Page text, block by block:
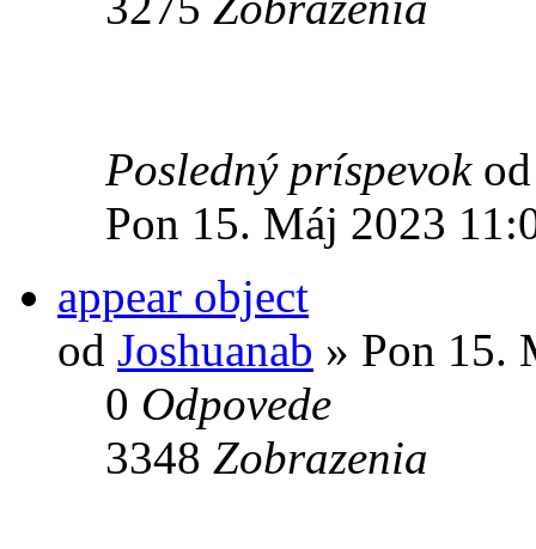
Posledný príspevok
Pon 15. Máj 2023
appear object
od Joshuanab » Pon 15.
0 Odpovede
3348 Zobrazenia